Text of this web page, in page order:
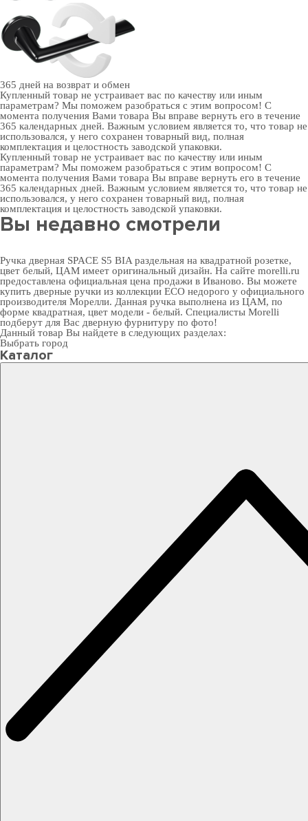
365 дней на возврат и обмен
Купленный товар не устраивает вас по качеству или иным
параметрам? Мы поможем разобраться с этим вопросом! С
момента получения Вами товара Вы вправе вернуть его в течение
365 календарных дней. Важным условием является то, что товар не
использовался, у него сохранен товарный вид, полная
комплектация и целостность заводской упаковки.
Купленный товар не устраивает вас по качеству или иным
параметрам? Мы поможем разобраться с этим вопросом! С
момента получения Вами товара Вы вправе вернуть его в течение
365 календарных дней. Важным условием является то, что товар не
использовался, у него сохранен товарный вид, полная
комплектация и целостность заводской упаковки.
Вы недавно смотрели
Ручка дверная SPACE S5 BIA раздельная на квадратной розетке,
цвет белый, ЦАМ имеет оригинальный дизайн. На сайте morelli.ru
предоставлена официальная цена продажи в Иваново. Вы можете
купить дверные ручки из коллекции ECO недорого у официального
производителя Морелли. Данная ручка выполнена из ЦАМ, по
форме квадратная, цвет модели - белый. Специалисты Morelli
подберут для Вас дверную фурнитуру по фото!
Данный товар Вы найдете в следующих разделах:
Выбрать город
Каталог